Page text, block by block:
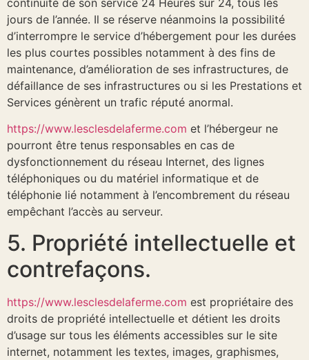
jours de l’année. Il se réserve néanmoins la possibilité
d’interrompre le service d’hébergement pour les durées
les plus courtes possibles notamment à des fins de
maintenance, d’amélioration de ses infrastructures, de
défaillance de ses infrastructures ou si les Prestations et
Services génèrent un trafic réputé anormal.
https://www.lesclesdelaferme.com et l’hébergeur ne
pourront être tenus responsables en cas de
dysfonctionnement du réseau Internet, des lignes
téléphoniques ou du matériel informatique et de
téléphonie lié notamment à l’encombrement du réseau
empêchant l’accès au serveur.
5. Propriété intellectuelle et
contrefaçons.
https://www.lesclesdelaferme.com est propriétaire des
droits de propriété intellectuelle et détient les droits
d’usage sur tous les éléments accessibles sur le site
internet, notamment les textes, images, graphismes,